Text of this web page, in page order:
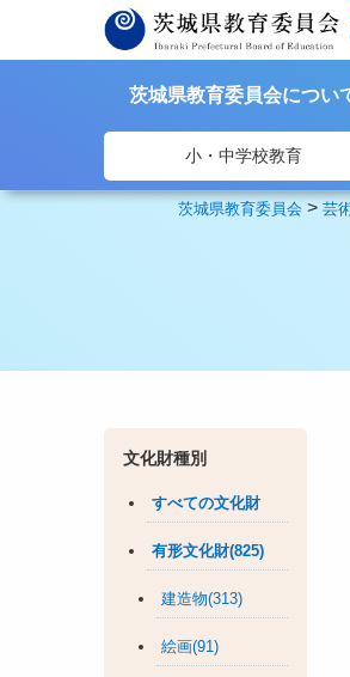
茨城県教育委員会につい
小・中学校教育
茨城県教育委員会 >芸
文化財種別
すべての文化財
有形文化財(825)
建造物(313)
絵画(91)